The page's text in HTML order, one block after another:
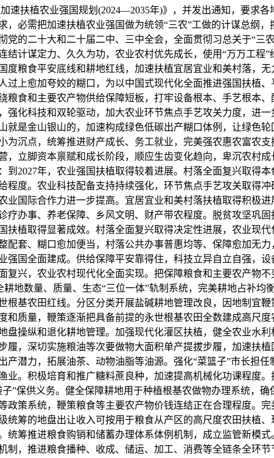
扶植农业强国规划(2024—2035年)》，并发出通知，要求
，必需把加速扶植农业强国做为统领“三农”工做的计谋总纲
党的二十大和二十届二中、三中全会，全面贯彻习总关于“
结计谋定力、久久为功，农业农村优先成长，使用“万万工
度粮食平安底线和耕地红线，加速扶植宜居宜业和美村落，
过上愈加夸姣的糊口，为以中国式现代化全面推进强国扶植
粮食和主要农产物供给保障短板，打牢设备根本、手艺根本
强化科技和双轮驱动，加大农业环节焦点手艺攻关力度，进
就是金山银山的，加速构成绿色低碳出产糊口体例，让绿色
为沉点，统筹推进财产成长、务工就业，完美强农惠农富农
，立脚资本禀赋和成长阶段，顺应生齿变化趋向，卑沉农村
到2027年，农业强国扶植取得较着进展。村落全面复兴取得
程度。农业科技配备支持持续强化，环节焦点手艺攻关取得
业国际合作力进一步提高。宜居宜业和美村落扶植取得积极
疗办事、养老保障、乡风文明、财产带农程度。脱贫攻坚巩
扶植取得显著成效。村落全面复兴取得决定性进展，农业现
配套、糊口愈加便当，村落公共办事普惠均等、保障愈加无
强国全面建成。供给保障平安靠得住，科技立异自立自强，
复兴，农业农村现代化全面实现。把保障粮食和主要农产物
地数量、质量、生态“三位一体”轨制系统，完美耕地占补
根基农田红线。分区分类开展盐碱耕地管理改良，因地制宜
和质量，鞭策逐渐把具备前提的永世根基农田全数建成高尺
盘操纵和退化耕地管理。加强现代化灌区扶植，健全农业水
履，深切实施粮油等次要做物大面积单产提拔步履，加速扶
产潜力，拓展油茶、动物油脂等油源。强化“菜篮子”市长担
业。积极培育和推广糖料蔗良种，加速提高机械化功课程度
”保供义务。健全保障耕地用于种植根基农做物办理系统，
政策系统，鞭策粮食等主要农产物价钱连结正在合理程度。
统筹的地盘出让收入可按用于粮食从产区的高尺度农田扶植
统筹推进粮食购销和储蓄办理体系体例机制，成立监管新模
制，推进粮食播种、收成、储运、加工、消费等全链条全环